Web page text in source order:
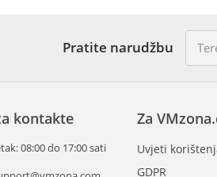
Pratite narudžbu
kontakte
08:00 do 17:00 sati
Za
Uvjeti
GDPR